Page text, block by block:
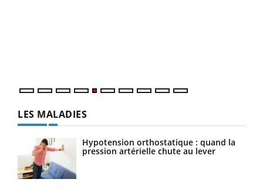
LES MALADIES
Hypotension orthostatique : quand la
pression artérielle chute au lever